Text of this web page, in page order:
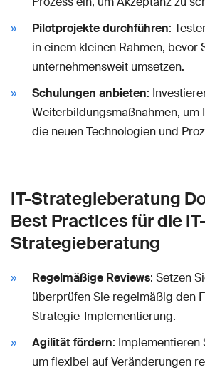
Pilotprojekte durchführen:
in einem kleinen Rahmen, bevor
unternehmensweit umsetzen.
Schulungen anbieten:
Weiterbildungsmaßnahmen, um
die neuen Technologien und
IT-Strategieberatung
Best Practices für die IT-
Strategieberatung
Regelmäßige Reviews: Setzen
überprüfen Sie regelmäßig den
Strategie-Implementierung.
Agilität fördern: Implementieren
um flexibel auf Veränderungen